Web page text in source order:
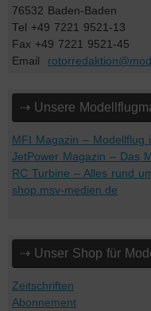
76532 Baden-Baden
Tel +49 7221 9521-13
Fax +49 7221 9521-45
Email
⇢ Unsere
MFI Magazin – Modellflug
JetPower Magazin – Das
RC Turbine – Alles rund
shop.msv-medien.de
⇢ Unser Shop für
Zeitschriften
Abonnement